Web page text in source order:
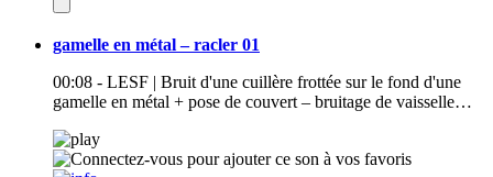
gamelle en métal – racler 01
00:08 - LESF | Bruit d'une cuillère frottée sur le fond d'une
gamelle en métal + pose de couvert – bruitage de vaisselle…